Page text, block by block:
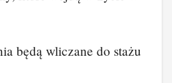
będą wliczane do stażu